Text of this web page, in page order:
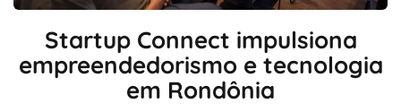
Startup Connect impulsiona
empreendedorismo e tecnologia
em Rondônia